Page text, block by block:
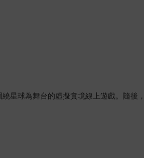
星球為舞台的虛擬實境線上遊戲。隨後